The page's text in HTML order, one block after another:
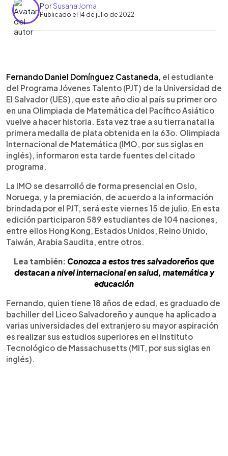
PorSusana Joma
Publicado el 14 de julio de 2022
► Escuchar artículo
Fernando Daniel Domínguez Castaneda, el estudiante
del Programa Jóvenes Talento (PJT) de la Universidad de
El Salvador (UES), que este año dio al país su primer oro
en una Olimpiada de Matemática del Pacífico Asiático
vuelve a hacer historia. Esta vez trae a su tierra natal la
primera medalla de plata obtenida en la 63o. Olimpiada
Internacional de Matemática (IMO, por sus siglas en
inglés), informaron esta tarde fuentes del citado
programa.
La IMO se desarrolló de forma presencial en Oslo,
Noruega, y la premiación, de acuerdo a la información
brindada por el PJT, será este viernes 15 de julio. En esta
edición participaron 589 estudiantes de 104 naciones,
entre ellos Hong Kong, Estados Unidos, Reino Unido,
Taiwán, Arabia Saudita, entre otros.
Lea también: Conozca a estos tres salvadoreños que
destacana nivelinternacionalen salud, matemática y
educación
Fernando, quien tiene 18 años de edad, es graduado de
bachiller del Liceo Salvadoreño y aunque ha aplicado a
varias universidades del extranjero su mayor aspiración
es realizar sus estudios superiores en el Instituto
Tecnológico de Massachusetts (MIT, por sus siglas en
inglés).